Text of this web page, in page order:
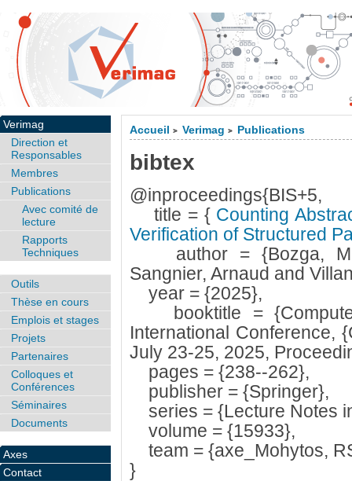
Accueil > Verimag > Publications
bibtex
@inproceedings{BIS+5,
title = {Counting
Verification of Structured
author = {Bozga,
Sangnier, Arnaud and
year = {2025},
booktitle =
International Conference,
July 23-25, 2025,
pages = {238--262},
publisher = {Springer},
series = {Lecture Notes
volume = {15933},
team = {axe_Mohytos,
}
Verimag
Direction et
Responsables
Membres
Publications
Avec comité de
lecture
Rapports
Techniques
Outils
Thèse en cours
Emplois et stages
Projets
Partenaires
Colloques et
Conférences
Séminaires
Documents
Axes
Contact